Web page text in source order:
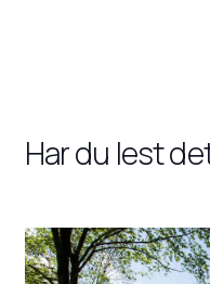
Har du lest